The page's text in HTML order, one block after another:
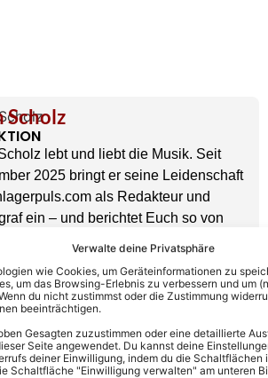
Verwalte deine Privatsphäre
wie Cookies, um Geräteinformationen zu
um das Browsing-Erlebnis zu verbessern und um
du nicht zustimmst oder die Zustimmung
beeinträchtigen.
Gesagten zuzustimmen oder eine detaillierte
Seite angewendet. Du kannst deine
deiner Einwilligung, indem du die
Schaltfläche "Einwilligung verwalten" am unteren
Scholz
lebt und liebt die Musik. Seit
2025 bringt er seine Leidenschaft
als Redakteur und
ein – und berichtet Euch so von
& ALLE ARTIKEL VON